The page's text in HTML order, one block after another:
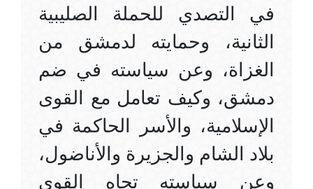
في التصدي للحملة الصليبية
الثانية، وحمايته لدمشق من
الغزاة، وعن سياسته في ضم
دمشق، وكيف تعامل مع القوى
الإسلامية، والأسر الحاكمة في
بلاد الشام والجزيرة والأناضول،
وعن سياسته تجاه القوى